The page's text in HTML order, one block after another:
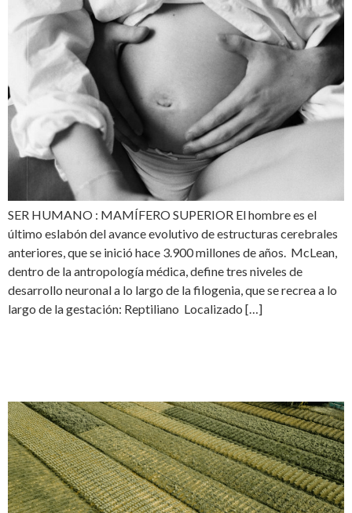
SER HUMANO : MAMÍFERO SUPERIOR El hombre es el
último eslabón del avance evolutivo de estructuras cerebrales
anteriores, que se inició hace 3.900 millones de años. McLean,
dentro de la antropología médica, define tres niveles de
desarrollo neuronal a lo largo de la filogenia, que se recrea a lo
largo de la gestación: Reptiliano Localizado […]